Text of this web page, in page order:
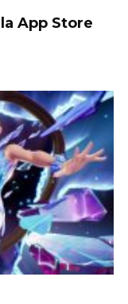
App Store